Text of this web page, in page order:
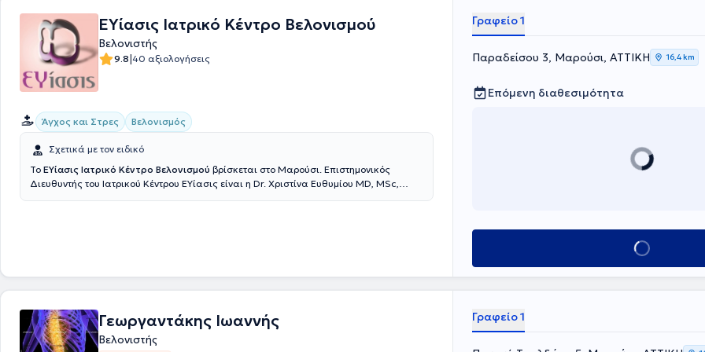
Association of Medical Hypnosis, ενώ είναι εγγεγραμμένη και στο Μητρώο Ιατρών
Κύπρου.
ΕΥίασις Ιατρικό Κέντρο Βελονισμού
Βελονιστής
9.8|40 αξιολογήσεις
Άγχος και Στρες Βελονισμός
Σχετικά με τον ειδικό
Το ΕΥίασις Ιατρικό Κέντρο Βελονισμού βρίσκεται στο Μαρούσι. Επιστημονικός
Διευθυντής του Ιατρικού Κέντρου ΕΥίασις είναι η Dr. Χριστίνα Ευθυμίου MD, MSc,
τον καθηγητή Zhong Qiangwei του Πανεπιστημίου Tianjin του Πεκίνου. Είναι ειδικός
Ιατρικού Βελονισμού, Κινέζικης Ιατρικής, Βιοϊατρικού Βελονισμού, Ηλεκτροβελονισμού,
Ωτοβελονισμού, Ωτικής Νευροτροποποίησης, Κοιλιακού Βελονισμού και Βελονισμού
Γραφείο 1
Παραδείσου 3, Μαρούσι, ΑΤΤΙΚΗ 16,4 km
Επόμενη διαθεσιμότητα
Κλείσε ραντεβού
Γεωργαντάκης Ιωαννής
Βελονιστής
Γραφείο 1